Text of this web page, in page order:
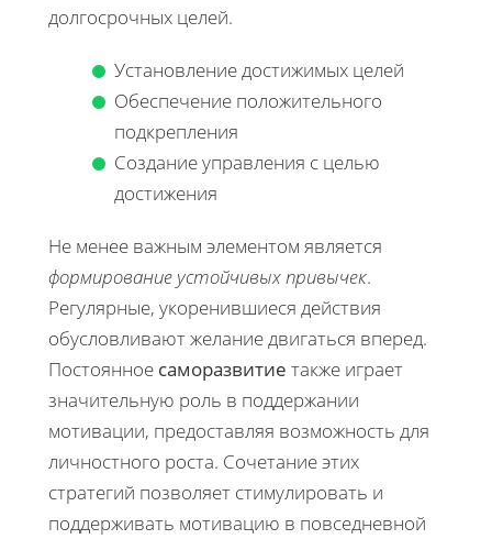
долгосрочных целей.
Установление достижимых целей
Обеспечение положительного
подкрепления
Создание управления с целью
достижения
Не менее важным элементом является
формирование устойчивых привычек.
Регулярные, укоренившиеся действия
обусловливают желание двигаться вперед.
Постоянное саморазвитие также играет
значительную роль в поддержании
мотивации, предоставляя возможность для
личностного роста. Сочетание этих
стратегий позволяет стимулировать и
поддерживать мотивацию в повседневной